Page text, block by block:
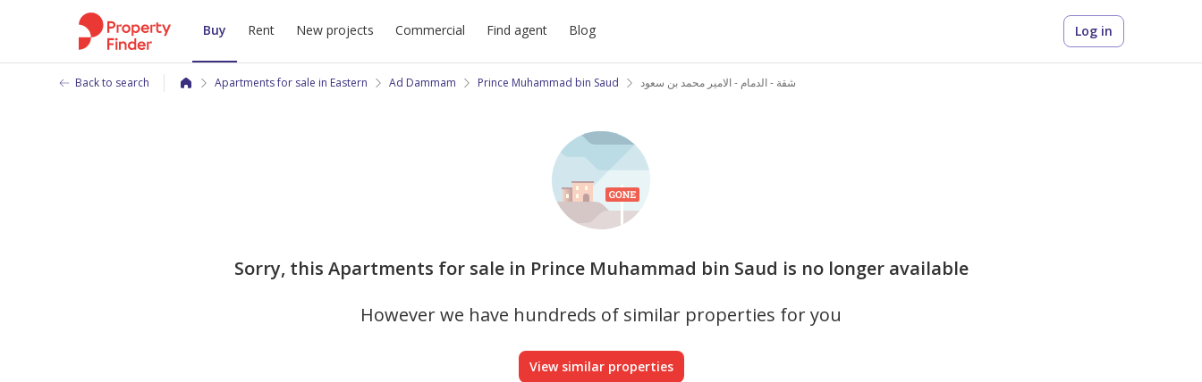
Buy Rent New projects Commercial Find agent Blog Log in
Back to search Apartments for sale in Eastern Ad Dammam Prince Muhammad bin Saud شقة - الدمام - الامير محمد بن سعود
Sorry, this Apartments for sale in Prince Muhammad bin Saud is no longer available
However we have hundreds of similar properties for you
View similar properties